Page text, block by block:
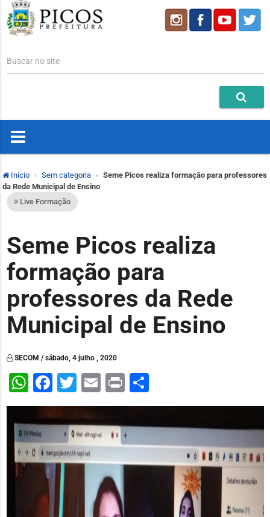
Buscar no site
Início Sem categoria
Seme Picos realiza formação para professores
da Rede Municipal de Ensino
Live Formação
Seme Picos realiza
formação para
professores da Rede
Municipal de Ensino
SECOM / sábado, 4 julho , 2020
WhatsApp
Facebook
Twitter
Email
PrintShare